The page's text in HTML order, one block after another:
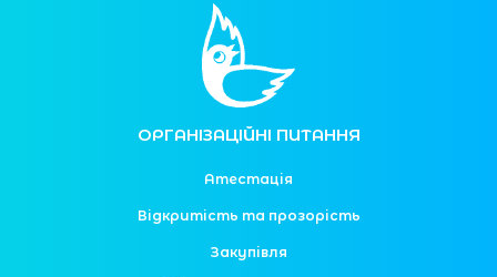
ОРГАНІЗАЦІЙНІ ПИТАННЯ
Атестація
Відкритість та прозорість
Закупівля